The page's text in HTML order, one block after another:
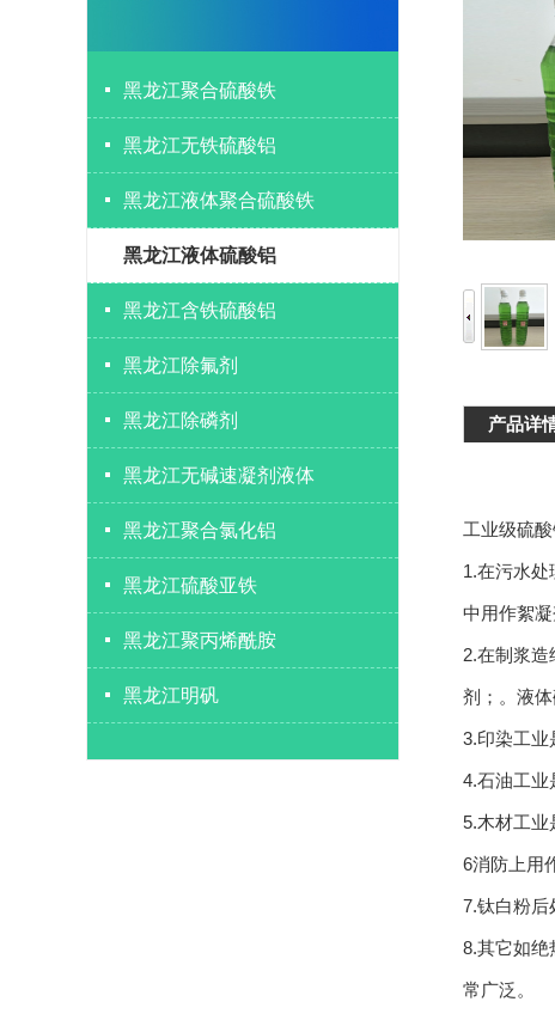
黑龙江聚合硫酸铁
黑龙江无铁硫酸铝
黑龙江液体聚合硫酸铁
黑龙江液体硫酸铝
黑龙江含铁硫酸铝
黑龙江除氟剂
黑龙江除磷剂
黑龙江无碱速凝剂液体
黑龙江聚合氯化铝
黑龙江硫酸亚铁
黑龙江聚丙烯酰胺
黑龙江明矾
产品详
工业级硫
1.在污水
中用作絮凝
2.在制浆
剂；。液
3.印染工业
4.石油工业
5.木材工业
6消防上用
7.钛白粉后
8.其它如绝
常广泛。